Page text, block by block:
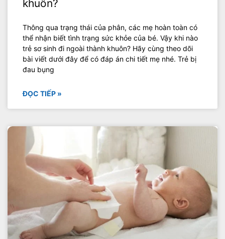
khuôn?
Thông qua trạng thái của phân, các mẹ hoàn toàn có
thể nhận biết tình trạng sức khỏe của bé. Vậy khi nào
trẻ sơ sinh đi ngoài thành khuôn? Hãy cùng theo dõi
bài viết dưới đây để có đáp án chi tiết mẹ nhé. Trẻ bị
đau bụng
ĐỌC TIẾP »